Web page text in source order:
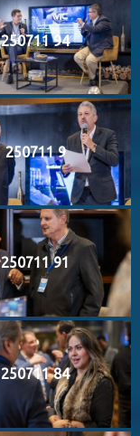
250711 94
250711 9
250711 91
250711 84